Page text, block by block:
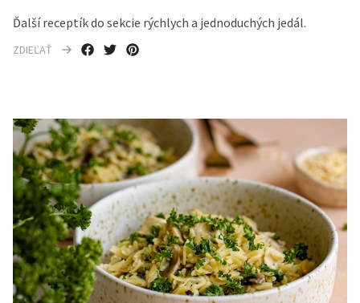
Ďalší receptík do sekcie rýchlych a jednoduchých jedál.
ZDIEĽAŤ